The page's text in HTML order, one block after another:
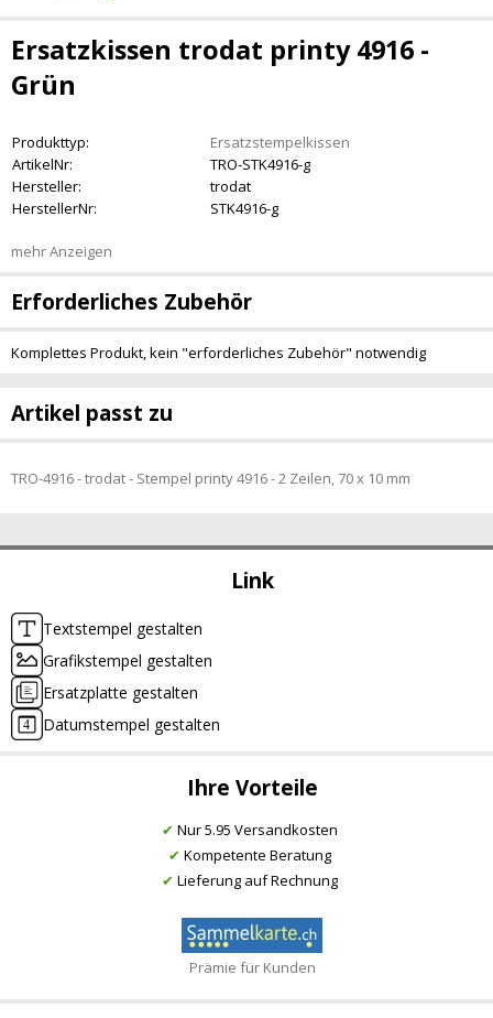
Link
Textstempel gestalten
Grafikstempel gestalten
Ersatzplatte gestalten
Datumstempel gestalten
Ihre Vorteile
✔ Nur 5.95 Versandkosten
✔ Kompetente Beratung
✔ Lieferung auf Rechnung
Prämie für Kunden
Ersatzkissen trodat printy 4916 -
Grün
Produkttyp:
Ersatzstempelkissen
ArtikelNr:
TRO-STK4916-g
Hersteller:
trodat
HerstellerNr:
STK4916-g
mehr Anzeigen
Erforderliches Zubehör
Komplettes Produkt, kein "erforderliches Zubehör" notwendig
Artikel passt zu
TRO-4916 - trodat - Stempel printy 4916 - 2 Zeilen, 70 x 10 mm